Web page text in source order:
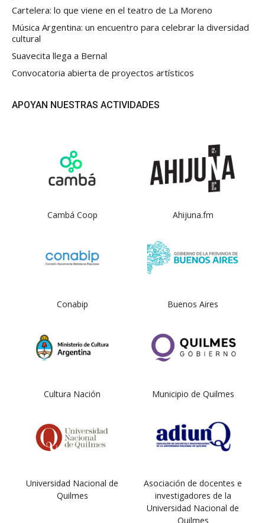
Cartelera: lo que viene en el teatro de La Moreno
Música Argentina: un encuentro para celebrar la diversidad
cultural
Suavecita llega a Bernal
Convocatoria abierta de proyectos artísticos
APOYAN NUESTRAS ACTIVIDADES
Cambá Coop Ahijuna.fm
Conabip Buenos Aires
Cultura Nación Municipio de Quilmes
Universidad Nacional de
Quilmes
Asociación de docentes e
investigadores de la
Universidad Nacional de
Quilmes